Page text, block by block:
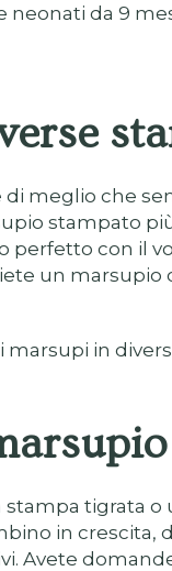
da 9
meglio che
stampato
con il
un marsupio
in
tigrata
in crescita,
Avete